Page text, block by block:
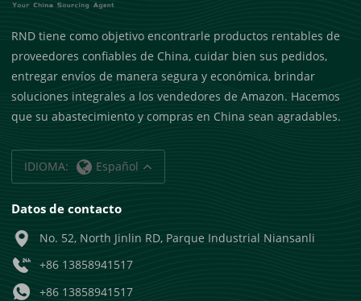
RND tiene como objetivo encontrarle productos rentables de
proveedores confiables de China, cuidar bien sus pedidos,
entregar envíos de manera segura y económica, brindar
soluciones integrales a los vendedores de Amazon. Hacemos
que su abastecimiento y compras en China sean agradables.
IDIOMA: Español
Datos de contacto
No. 52, North Jinlin RD, Parque Industrial Niansanli
+86 13858941517
+86 13858941517